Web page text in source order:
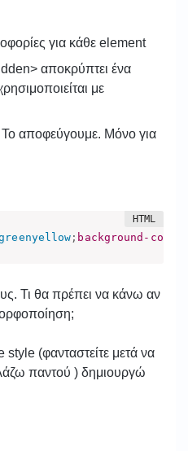
για κάθε element
αποκρύπτει ένα
με
αποφεύγουμε. Μόνο για
; background-color
Τι θα πρέπει να κάνω αν
(φανταστείτε μετά να
παντού ) δημιουργώ